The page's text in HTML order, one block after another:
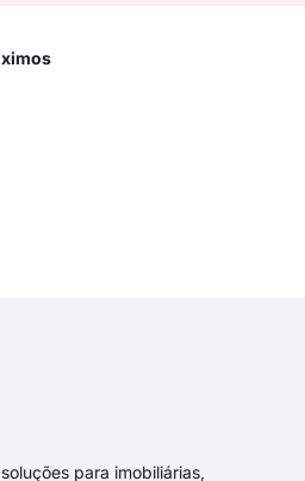
para imobiliárias,